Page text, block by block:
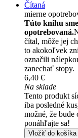
Čítaná
mierne
Túto knihu
opotrebovaná.
čítal, môže jej
to akokoľvek
označili
zanechať stopy.
6,40 €
Na sklade
Tento produkt
iba posledné
možné, že
ponáhľajte sa!
Vložiť do košíka